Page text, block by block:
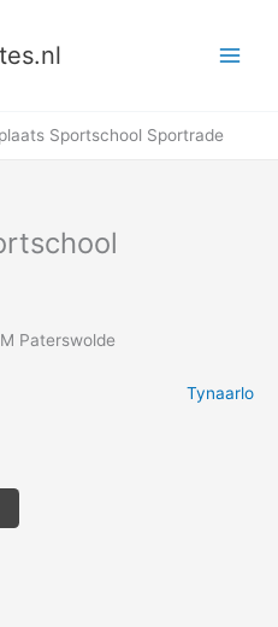
Sportschool Sportrade
Paterswolde
Tynaarlo